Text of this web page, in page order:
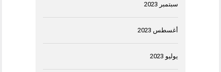
سبتمبر 2023
أغسطس 2023
يوليو 2023